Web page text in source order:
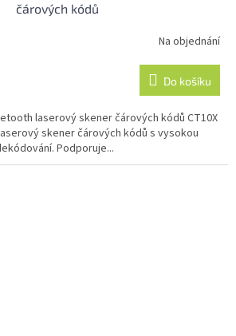
čárových kódů
Na objednání
Do košíku
laserový skener čárových kódů CT10X
skener čárových kódů s vysokou
Podporuje...